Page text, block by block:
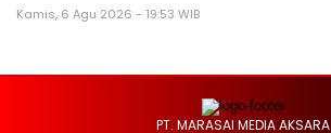
Kamis, 6 Agu 2026 - 19:53 WIB
PT. MARASAI MEDIA AKSARA